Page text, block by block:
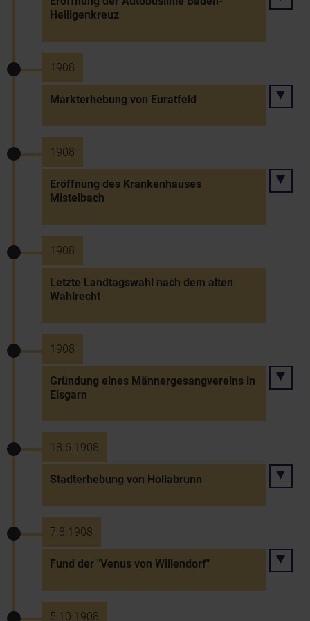
Heiligenkreuz
1908
Markterhebung von Euratfeld
1908
Eröffnung des Krankenhauses
Mistelbach
1908
Letzte Landtagswahl nach dem alten
Wahlrecht
1908
Gründung eines Männergesangvereins in
Eisgarn
18.6.1908
Stadterhebung von Hollabrunn
7.8.1908
Fund der "Venus von Willendorf"
5.10.1908